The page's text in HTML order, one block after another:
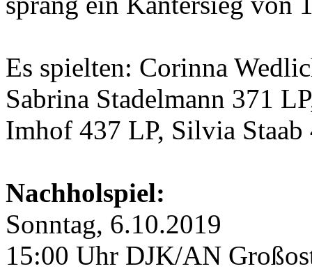
Es spielten: Corinna
Sabrina Stadelmann 371
Imhof 437 LP, Silvia Staab
Nachholspiel:
Sonntag, 6.10.2019
15:00 Uhr DJK/AN